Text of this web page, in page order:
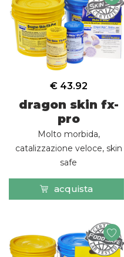
dragon skin fx-
pro
Molto morbida,
catalizzazione veloce, skin
safe
€ 43.92
acquista